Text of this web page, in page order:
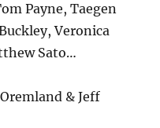
Payne, Taegen
Veronica
Sato…
& Jeff